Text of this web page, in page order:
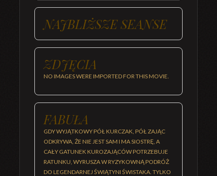
NAJBLIŻSZE SEANSE
ZDJĘCIA
NO IMAGES WERE IMPORTED FOR THIS MOVIE.
FABUŁA
GDY WYJĄTKOWY PÓŁ KURCZAK, PÓŁ ZAJĄC
ODKRYWA, ŻE NIE JEST SAM I MA SIOSTRĘ, A
CAŁY GATUNEK KUROZAJĄCÓW POTRZEBUJE
RATUNKU, WYRUSZA W RYZYKOWNĄ PODRÓŻ
DO LEGENDARNEJ ŚWIĄTYNI ŚWISTAKA. TYLKO